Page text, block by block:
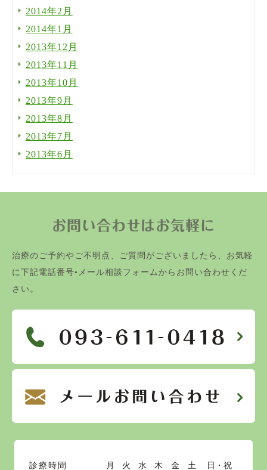
2014年2月
2014年1月
2013年12月
2013年11月
2013年10月
2013年9月
2013年8月
2013年7月
2013年6月
お問い合わせはお気軽に
治療のご予約やご不明点、ご質問がございましたら、お気軽
に下記電話番号•メール相談フォームからお問い合わせくだ
さい。
診療時間 月 火 水 木 金 土 日・祝